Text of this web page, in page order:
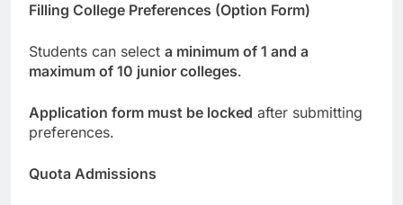
Filling College Preferences (Option Form)
Students can select a minimum of 1 and a
maximum of 10 junior colleges.
Application form must be locked after submitting
preferences.
Quota Admissions